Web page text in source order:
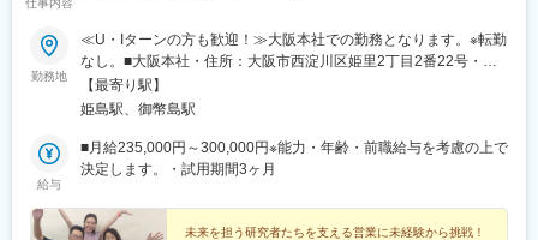
仕事内容
勤務地
≪U・Iターンの方も歓迎！≫大阪本社での勤務となります。※転勤
なし。■大阪本社・住所：大阪市西淀川区姫里2丁目2番22号・阪
神本線『姫島』駅より徒歩5分
【最寄り駅】
姫島駅、御幣島駅
給与
■月給235,000円～300,000円※能力・年齢・前職給与を考慮の上で
決定します。・試用期間3ヶ月
未来を担う研究者たちを支える営業に未経験から挑戦！